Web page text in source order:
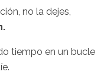
no la dejes,
tiempo en un bucle